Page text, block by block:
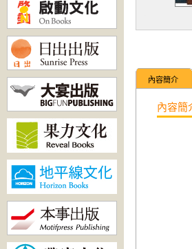
內容簡介
內容簡